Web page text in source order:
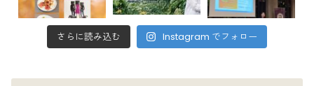
さらに読み込む Instagram でフォロー